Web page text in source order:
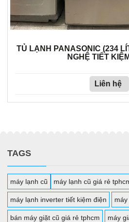
TỦ LẠNH PANASONIC (234
NGHỆ TIẾT
Liên hệ
TAGS
máy lạnh cũ máy lạnh cũ giá rẻ
máy lạnh inverter tiết kiệm điện
bán máy giặt cũ giá rẻ tphcm máy